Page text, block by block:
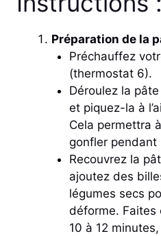
Préparation de la
Préchauffez
(thermostat 6).
Déroulez la
et piquez-la à
Cela permettra
gonfler pendant
Recouvrez la
ajoutez des
légumes secs
déforme. Faites
10 à 12 minutes,